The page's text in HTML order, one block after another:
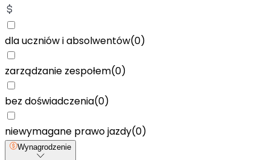
dla uczniów i absolwentów(0)
zarządzanie zespołem(0)
bez doświadczenia(0)
niewymagane prawo jazdy(0)
Wynagrodzenie